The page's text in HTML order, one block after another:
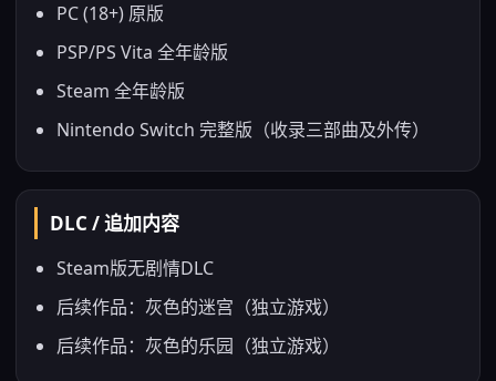
PC (18+) 原版
PSP/PS Vita 全年龄版
Steam 全年龄版
Nintendo Switch 完整版（收录三部曲及外传）
DLC / 追加内容
Steam版无剧情DLC
后续作品：灰色的迷宫（独立游戏）
后续作品：灰色的乐园（独立游戏）